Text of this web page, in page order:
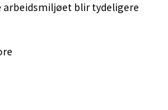
arbeidsmiljøet blir tydeligere